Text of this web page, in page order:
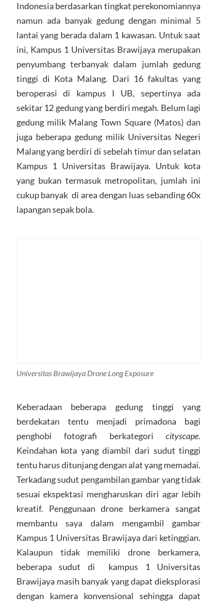
Indonesia berdasarkan tingkat perekonomiannya
namun ada banyak gedung dengan minimal 5
lantai yang berada dalam 1 kawasan. Untuk saat
ini, Kampus 1 Universitas Brawijaya merupakan
penyumbang terbanyak dalam jumlah gedung
tinggi di Kota Malang. Dari 16 fakultas yang
beroperasi di kampus I UB, sepertinya ada
sekitar 12 gedung yang berdiri megah. Belum lagi
gedung milik Malang Town Square (Matos) dan
juga beberapa gedung milik Universitas Negeri
Malang yang berdiri di sebelah timur dan selatan
Kampus 1 Universitas Brawijaya. Untuk kota
yang bukan termasuk metropolitan, jumlah ini
cukup banyak di area dengan luas sebanding 60x
lapangan sepak bola.
Universitas Brawijaya Drone Long Exposure
Keberadaan beberapa gedung tinggi yang
berdekatan tentu menjadi primadona bagi
penghobi fotografi berkategoricityscape.
Keindahan kota yang diambil dari sudut tinggi
tentu harus ditunjang dengan alat yang memadai.
Terkadang sudut pengambilan gambar yang tidak
sesuai ekspektasi mengharuskan diri agar lebih
kreatif. Penggunaan drone berkamera sangat
membantu saya dalam mengambil gambar
Kampus 1 Universitas Brawijaya dari ketinggian.
Kalaupun tidak memiliki drone berkamera,
beberapa sudut di kampus 1 Universitas
Brawijaya masih banyak yang dapat dieksplorasi
dengan kamera konvensional sehingga dapat